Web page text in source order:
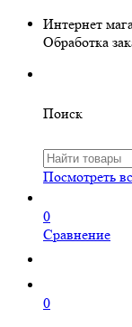
Интернет
Обработка
Поиск
Посмотреть
0
Сравнение
0